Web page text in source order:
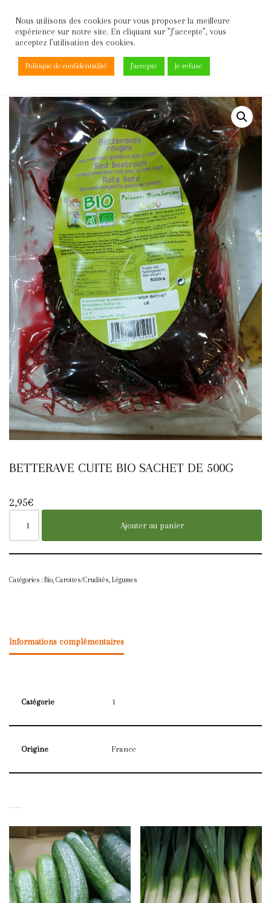
Aller
au
contenu
Accueil \ Légumes \ Carottes/Crudités Betterave cuite Bio sachet de
BETTERAVE CUITE BIO SACHET DE 500G
2,95€
Ajouter au panier
Catégories : Bio, Carottes/Crudités, Légumes
Informations complémentaires
Catégorie 1
Origine France
Nous utilisons des cookies pour vous proposer la meilleure
expérience sur notre site. En cliquant sur ”J’accepte”, vous
acceptez l’utilisation des cookies.
Politique de confidentialité J'accepte Je refuse